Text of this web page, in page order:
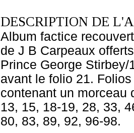
DESCRIPTION DE
Album factice
de J B Carpeaux
Prince George
avant le folio 21.
contenant un morceau
13, 15, 18-19, 28, 33,
80, 83, 89, 92, 96-98.